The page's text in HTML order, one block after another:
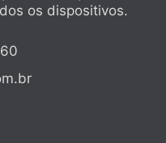
os dispositivos.